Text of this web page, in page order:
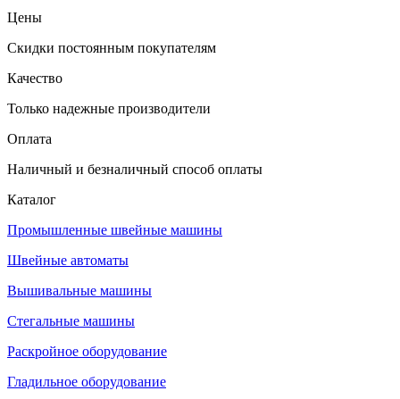
Цены
Скидки постоянным покупателям
Качество
Только надежные производители
Оплата
Наличный и безналичный способ оплаты
Каталог
Промышленные швейные машины
Швейные автоматы
Вышивальные машины
Стегальные машины
Раскройное оборудование
Гладильное оборудование